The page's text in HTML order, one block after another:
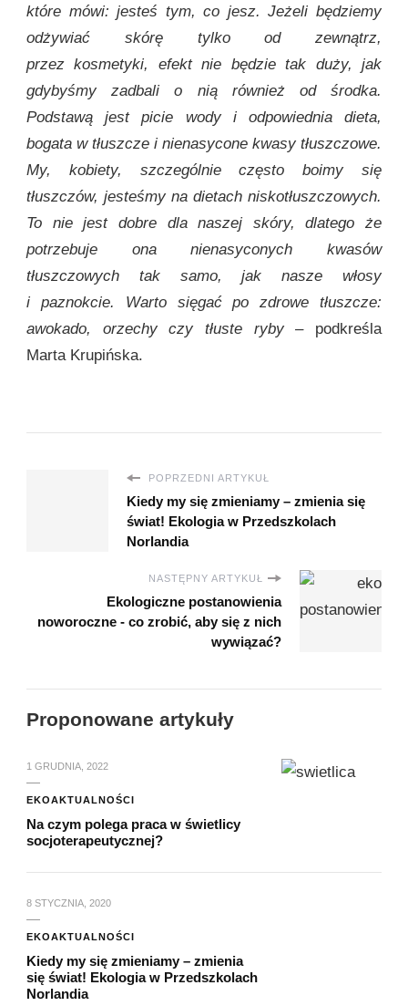
które mówi: jesteś tym, co jesz. Jeżeli będziemy
odżywiać skórę tylko od zewnątrz,
przez kosmetyki, efekt nie będzie tak duży, jak
gdybyśmy zadbali o nią również od środka.
Podstawą jest picie wody i odpowiednia dieta,
bogata w tłuszcze i nienasycone kwasy tłuszczowe.
My, kobiety, szczególnie często boimy się
tłuszczów, jesteśmy na dietach niskotłuszczowych.
To nie jest dobre dla naszej skóry, dlatego że
potrzebuje ona nienasyconych kwasów
tłuszczowych tak samo, jak nasze włosy
i paznokcie. Warto sięgać po zdrowe tłuszcze:
awokado, orzechy czy tłuste ryby –podkreśla
Marta Krupińska.
POPRZEDNI ARTYKUŁ
Kiedy my się zmieniamy – zmienia się
świat! Ekologia w Przedszkolach
Norlandia
NASTĘPNY ARTYKUŁ
Ekologiczne postanowienia
noworoczne - co zrobić, aby się z nich
wywiązać?
Proponowane artykuły
1 GRUDNIA, 2022
EKOAKTUALNOŚCI
Na czym polega praca w świetlicy
socjoterapeutycznej?
8 STYCZNIA, 2020
EKOAKTUALNOŚCI
Kiedy my się zmieniamy – zmienia
się świat! Ekologia w Przedszkolach
Norlandia